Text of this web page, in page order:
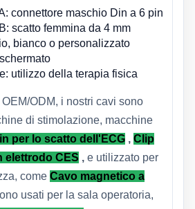
connettore maschio Din a 6 pin
scatto femmina da 4 mm
bianco o personalizzato
utilizzo della terapia fisica
ODM, i nostri cavi sono
di stimolazione, macchine
per lo scatto dell'ECG , Clip
elettrodo CES , e utilizzato per
come Cavo magnetico a
usati per la sala operatoria,